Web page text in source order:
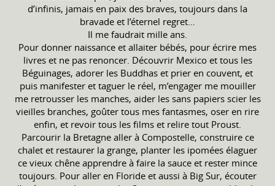
d’infinis, jamais en paix des braves, toujours dans la
bravade et l’éternel regret…
Il me faudrait mille ans.
Pour donner naissance et allaiter bébés, pour écrire mes
livres et ne pas renoncer. Découvrir Mexico et tous les
Béguinages, adorer les Buddhas et prier en couvent, et
puis manifester et taguer le réel, m’engager me mouiller
me retrousser les manches, aider les sans papiers scier les
vieilles branches, goûter tous mes fantasmes, oser en rire
enfin, et revoir tous les films et relire tout Proust.
Parcourir la Bretagne aller à Compostelle, construire ce
chalet et restaurer la grange, planter les ipomées élaguer
ce vieux chêne apprendre à faire la sauce et rester mince
toujours. Pour aller en Floride et aussi à Big Sur, écouter